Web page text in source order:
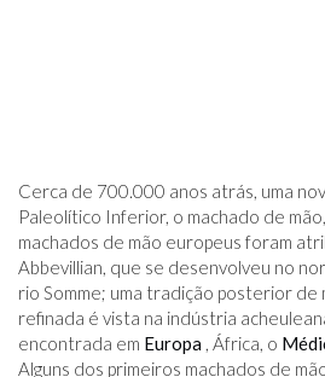
Cerca de 700.000 anos atrás, uma
Paleolítico Inferior, o machado de
machados de mão europeus foram
Abbevillian, que se desenvolveu no
rio Somme; uma tradição posterior de
refinada é vista na indústria
encontrada em Europa , África, o
Alguns dos primeiros machados de